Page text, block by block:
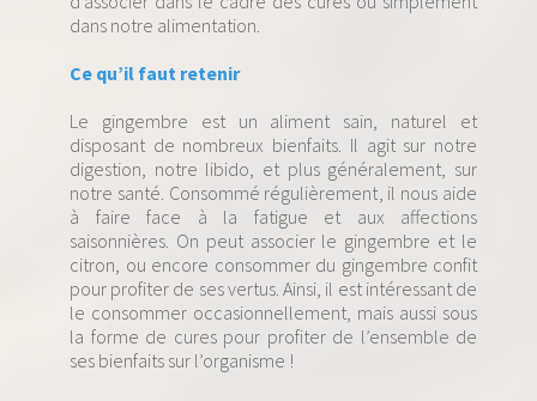
dans notre alimentation.
Ce qu’il faut retenir
Le gingembre est un aliment sain, naturel et
disposant de nombreux bienfaits. Il agit sur notre
digestion, notre libido, et plus généralement, sur
notre santé. Consommé régulièrement, il nous aide
à faire face à la fatigue et aux affections
saisonnières. On peut associer le gingembre et le
citron, ou encore consommer du gingembre confit
pour profiter de ses vertus. Ainsi, il est intéressant de
le consommer occasionnellement, mais aussi sous
la forme de cures pour profiter de l’ensemble de
ses bienfaits sur l’organisme !